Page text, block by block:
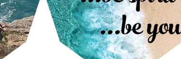
...be you